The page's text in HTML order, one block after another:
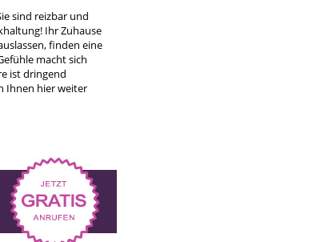
sind reizbar und
Ihr Zuhause
finden eine
macht sich
ist dringend
Ihnen hier weiter